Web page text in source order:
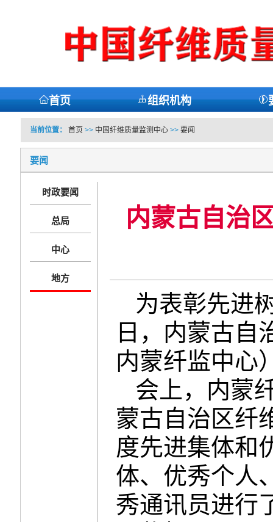
首页 组织机构
当前位置： 首页 >> 中国纤维质量监测中心>> 要闻
要闻
时政要闻
总局
中心
地方
内蒙古自治
为表彰先进
日，内蒙古自
内蒙纤监中心
会上，内蒙
蒙古自治区纤
度先进集体和
体、优秀个人
秀通讯员进行